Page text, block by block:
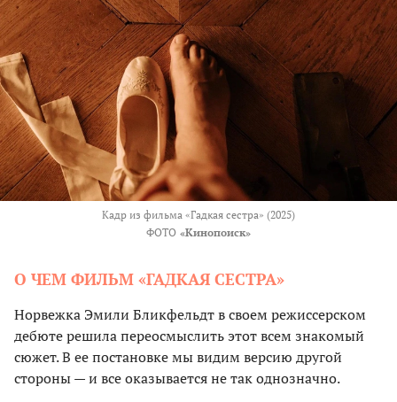
Кадр из фильма «Гадкая сестра» (2025)
ФОТО «Кинопоиск»
О ЧЕМ ФИЛЬМ «ГАДКАЯ СЕСТРА»
Норвежка Эмили Бликфельдт в своем режиссерском
дебюте решила переосмыслить этот всем знакомый
сюжет. В ее постановке мы видим версию другой
стороны — и все оказывается не так однозначно.